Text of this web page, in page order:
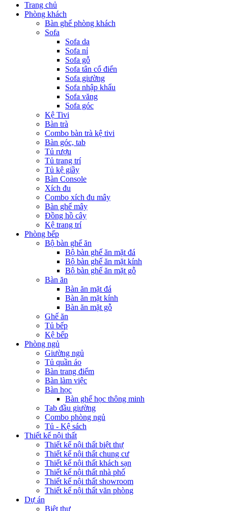
Trang chủ
Phòng khách
Bàn ghế phòng khách
Sofa
Sofa da
Sofa nỉ
Sofa gỗ
Sofa tân cổ điển
Sofa giường
Sofa nhập khẩu
Sofa văng
Sofa góc
Kệ Tivi
Bàn trà
Combo bàn trà kệ tivi
Bàn góc, tab
Tủ rượu
Tủ trang trí
Tủ kệ giầy
Bàn Console
Xích đu
Combo xích đu mây
Bàn ghế mây
Đồng hồ cây
Kệ trang trí
Phòng bếp
Bộ bàn ghế ăn
Bộ bàn ghế ăn mặt đá
Bộ bàn ghế ăn mặt kính
Bộ bàn ghế ăn mặt gỗ
Bàn ăn
Bàn ăn mặt đá
Bàn ăn mặt kính
Bàn ăn mặt gỗ
Ghế ăn
Tủ bếp
Kệ bếp
Phòng ngủ
Giường ngủ
Tủ quần áo
Bàn trang điểm
Bàn làm việc
Bàn học
Bàn ghế học thông minh
Tab đầu giường
Combo phòng ngủ
Tủ - Kệ sách
Thiết kế nội thất
Thiết kế nội thất biệt thự
Thiết kế nội thất chung cư
Thiết kế nội thất khách sạn
Thiết kế nội thất nhà phố
Thiết kế nội thất showroom
Thiết kế nội thất văn phòng
Dự án
Biệt thự